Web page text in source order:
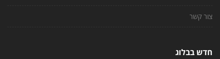
צור קשר
חדש בבלוג